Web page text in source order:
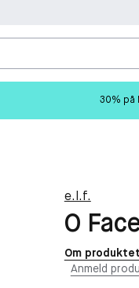
30% på
e.l.f.
O
Om produktet
Anmeld